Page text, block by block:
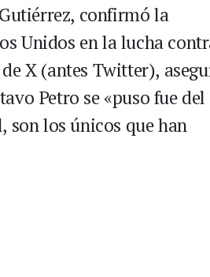
confirmó la
Unidos en la lucha
X (antes Twitter),
Petro se «puso fue del
son los únicos que han